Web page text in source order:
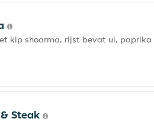
kip shoarma, rijst bevat ui, paprika
Steak